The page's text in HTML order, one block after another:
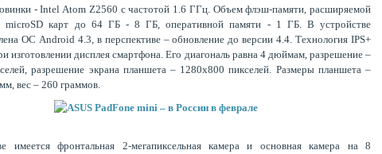
- Intel Atom Z2560 с частотой 1.6 ГГц. Объем флэш-памяти, расширяемой
карт до 64 ГБ - 8 ГБ, оперативной памяти - 1 ГБ. В устройстве
ОС Android 4.3, в перспективе – обновление до версии 4.4. Технология IPS+
изготовлении дисплея смартфона. Его диагональ равна 4 дюймам, разрешение –
разрешение экрана планшета – 1280х800 пикселей. Размеры планшета –
вес – 260 граммов.
имеется фронтальная 2-мегапиксельная камера и основная камера на 8